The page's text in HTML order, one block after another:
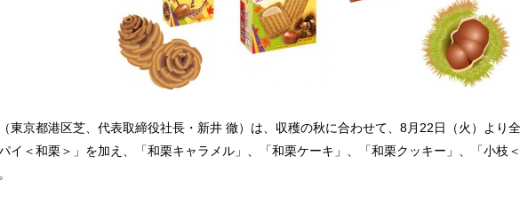
東京都港区芝、代表取締役社長・新井 徹）は、収穫の秋に合わせて、8月22日（火）より
イ＜和栗＞」を加え、「和栗キャラメル」、「和栗ケーキ」、「和栗クッキー」、「小枝